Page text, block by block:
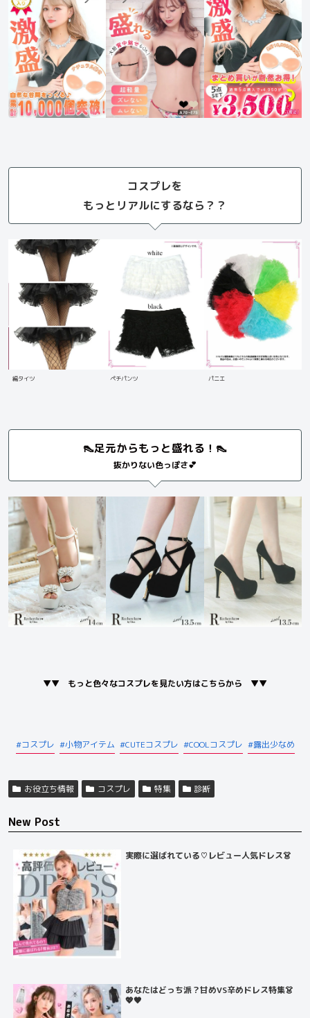
コスプレを
もっとリアルにするなら？？
編タイツ ペチパンツ パニエ
👠足元からもっと盛れる！👠
抜かりない色っぽさ💕
▼▼ もっと色々なコスプレを見たい方はこちらから ▼▼
コスプレ 小物アイテム CUTEコスプレ COOLコスプレ 露出少なめ
お役立ち情報 コスプレ 特集 診断
New Post
実際に選ばれている♡レビュー人気ドレス👗
あなたはどっち派？甘めVS辛めドレス特集👗
💖🖤